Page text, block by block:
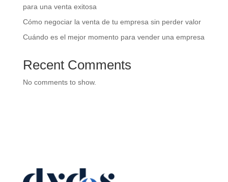
para una venta exitosa
Cómo negociar la venta de tu empresa sin perder valor
Cuándo es el mejor momento para vender una empresa
Recent Comments
No comments to show.